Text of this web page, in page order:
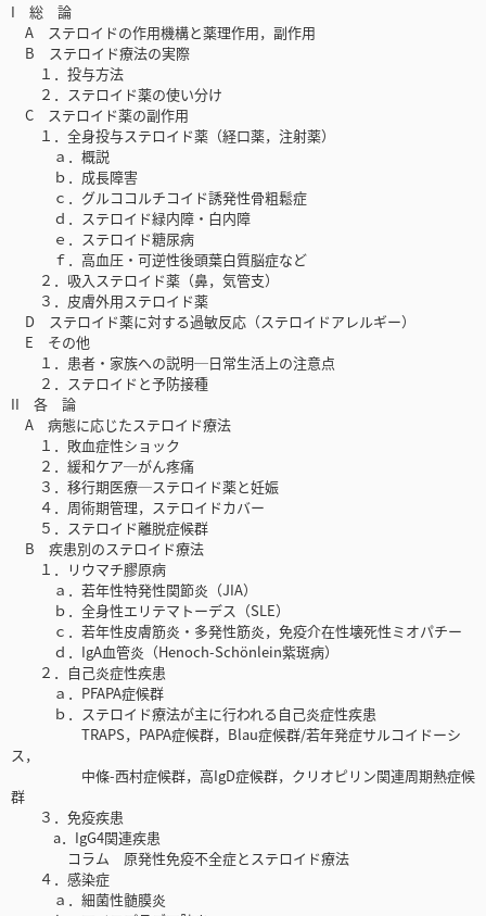
I 総 論
A ステロイドの作用機構と薬理作用，副作用
B ステロイド療法の実際
１．投与方法
２．ステロイド薬の使い分け
C ステロイド薬の副作用
１．全身投与ステロイド薬（経口薬，注射薬）
ａ．概説
ｂ．成長障害
ｃ．グルココルチコイド誘発性骨粗鬆症
ｄ．ステロイド緑内障・白内障
ｅ．ステロイド糖尿病
ｆ．高血圧・可逆性後頭葉白質脳症など
２．吸入ステロイド薬（鼻，気管支）
３．皮膚外用ステロイド薬
D ステロイド薬に対する過敏反応（ステロイドアレルギー）
E その他
１．患者・家族への説明─日常生活上の注意点
２．ステロイドと予防接種
II 各 論
A 病態に応じたステロイド療法
１．敗血症性ショック
２．緩和ケア─がん疼痛
３．移行期医療─ステロイド薬と妊娠
４．周術期管理，ステロイドカバー
５．ステロイド離脱症候群
B 疾患別のステロイド療法
１．リウマチ膠原病
ａ．若年性特発性関節炎（JIA）
ｂ．全身性エリテマトーデス（SLE）
ｃ．若年性皮膚筋炎・多発性筋炎，免疫介在性壊死性ミオパチー
ｄ．IgA血管炎（Henoch-Schönlein紫斑病）
２．自己炎症性疾患
ａ．PFAPA症候群
ｂ．ステロイド療法が主に行われる自己炎症性疾患
TRAPS，PAPA症候群，Blau症候群/若年発症サルコイドーシ
ス，
中條-西村症候群，高IgD症候群，クリオピリン関連周期熱症候
群
３．免疫疾患
a．IgG4関連疾患
コラム 原発性免疫不全症とステロイド療法
４．感染症
ａ．細菌性髄膜炎